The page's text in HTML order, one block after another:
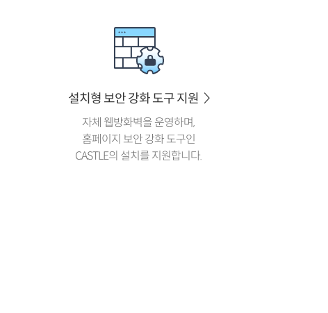
설치형 보안 강화 도구 지원
자체 웹방화벽을 운영하며,
홈페이지 보안 강화 도구인
CASTLE의 설치를 지원합니다.